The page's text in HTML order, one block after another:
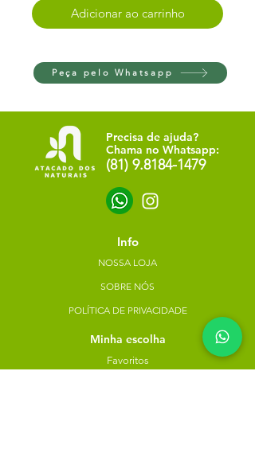
Adicionar ao carrinho
Peça pelo Whatsapp
Precisa de ajuda?
Chama no Whatsapp:
(81) 9.8184-1479
Info
NOSSA LOJA
SOBRE NÓS
POLÍTICA DE PRIVACIDADE
Minha escolha
Favoritos